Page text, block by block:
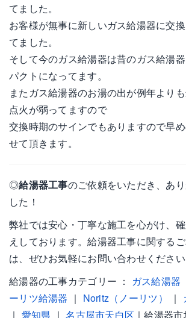
てました。
お客様が無事に新しいガス給湯器に交
てました。
そして今のガス給湯器は昔のガス給湯
パクトになってます。
またガス給湯器のお湯の出が例年より
点火が弱ってますので
交換時期のサインでもありますので早
せて頂きます。
◎給湯器工事のご依頼をいただき、あ
した！
弊社では安心・丁寧な施工を心がけ、
えしております。給湯器工事に関する
は、ぜひお気軽にお問い合わせください
給湯器の工事カテゴリー ： ガス給湯器
ーリツ給湯器 ｜ Noritz（ノーリツ） ｜
｜ 愛知県 ｜名古屋市天白区 ｜給湯器